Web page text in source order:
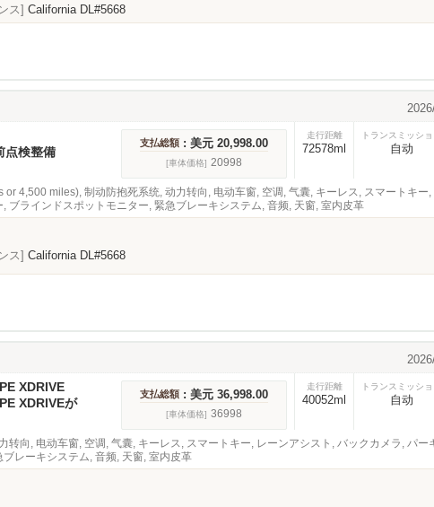
ス] California DL#5668
点検整備
支払総額 : 美元 20,998.00
[車体価格] 20998
走行距離
72578ml
トランスミッショ
自动
or 4,500 miles), 制动防抱死系统, 动力转向, 电动车窗, 空调, 气囊, キーレス, スマートキー
ブラインドスポットモニター, 緊急ブレーキシステム, 音频, 天窗, 室内皮革
ス] California DL#5668
XDRIVE
XDRIVEが
支払総額 : 美元 36,998.00
[車体価格] 36998
走行距離
40052ml
トランスミッショ
自动
转向, 电动车窗, 空调, 气囊, キーレス, スマートキー, レーンアシスト, バックカメラ, パー
レーキシステム, 音频, 天窗, 室内皮革